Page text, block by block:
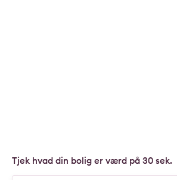
Tjek hvad din bolig er værd på 30 sek.